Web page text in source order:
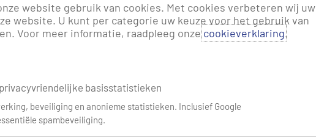
website gebruik van cookies. Met cookies verbeteren wij uw
website. U kunt per categorie uw keuze voor het gebruik van
Voor meer informatie, raadpleeg onzecookieverklaring.
basisstatistieken
beveiliging en anonieme statistieken. Inclusief Google
spambeveiliging.